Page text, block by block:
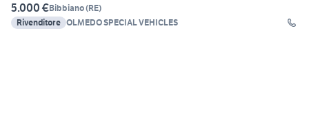
5.000 €Bibbiano(RE)
Rivenditore OLMEDO SPECIAL VEHICLES